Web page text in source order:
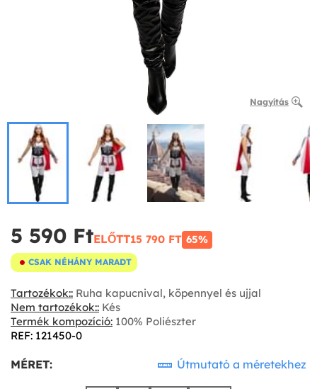
Nagyítás
5 590 Ft‎ELŐTT15 790 FT‎ 65%
CSAK NÉHÁNY MARADT
Tartozékok:: Ruha kapucnival, köpennyel és ujjal
Nem tartozékok:: Kés
Termék kompozíció: 100% Poliészter
REF: 121450-0
MÉRET: Útmutató a méretekhez